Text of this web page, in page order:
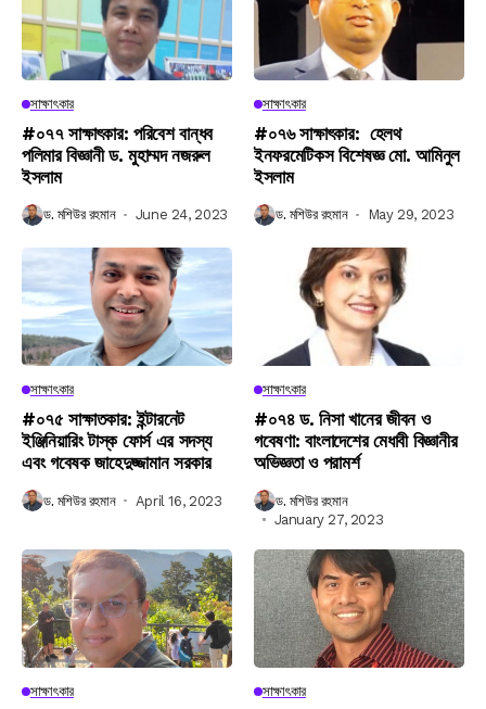
সাক্ষাৎকার
#০৭৭ সাক্ষাৎকার: পরিবেশ বান্ধব
পলিমার বিজ্ঞানী ড. মুহাম্মদ নজরুল
ইসলাম
ড. মশিউর রহমান June 24, 2023
সাক্ষাৎকার
#০৭৬ সাক্ষাৎকার: হেলথ
ইনফরমেটিকস বিশেষজ্ঞ মো. আমিনুল
ইসলাম
ড. মশিউর রহমান May 29, 2023
সাক্ষাৎকার
#০৭৫ সাক্ষাতকার: ইন্টারনেট
ইঞ্জিনিয়ারিং টাস্ক ফোর্স এর সদস্য
এবং গবেষক জাহেদুজ্জামান সরকার
ড. মশিউর রহমান April 16, 2023
সাক্ষাৎকার
#০৭৪ ড. নিসা খানের জীবন ও
গবেষণা: বাংলাদেশের মেধাবী বিজ্ঞানীর
অভিজ্ঞতা ও পরামর্শ
ড. মশিউর রহমান
January 27, 2023
সাক্ষাৎকার সাক্ষাৎকার